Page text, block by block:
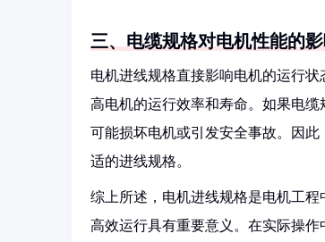
三、电缆规格对电机性能的
电机进线规格直接影响电机的运行
高电机的运行效率和寿命。如果电
可能损坏电机或引发安全事故。因
适的进线规格。
综上所述，电机进线规格是电机工
高效运行具有重要意义。在实际操